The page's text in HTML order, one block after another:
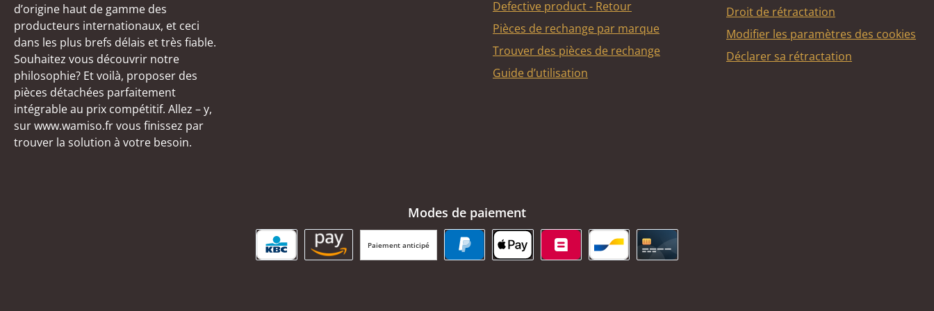
d’origine haut de gamme des
producteurs internationaux, et ceci
dans les plus brefs délais et très fiable.
Souhaitez vous découvrir notre
philosophie? Et voilà, proposer des
pièces détachées parfaitement
intégrable au prix compétitif. Allez – y,
sur www.wamiso.fr vous finissez par
trouver la solution à votre besoin.
Defective product - Retour
Pièces de rechange par marque
Trouver des pièces de rechange
Guide d’utilisation
Droit de rétractation
Modifier les paramètres des cookies
Déclarer sa rétractation
Modes de paiement
Paiement anticipé